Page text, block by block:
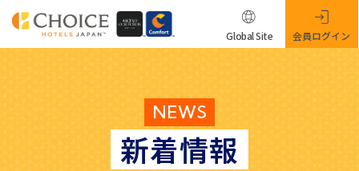
NEWS
新着情報
Global Site 会員ログイン